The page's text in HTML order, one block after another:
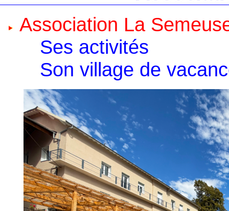
Association La
Ses activités
Son village de